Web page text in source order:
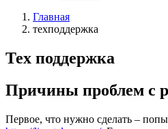
Главная
техподдержка
Тех поддержка
Причины проблем с
Первое, что нужно сделать –